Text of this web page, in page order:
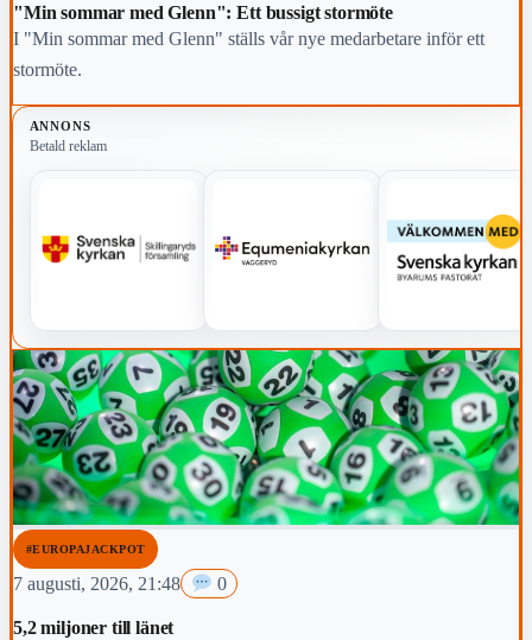
"Min sommar med Glenn": Ett bussigt stormöte
I "Min sommar med Glenn" ställs vår nye medarbetare inför ett
stormöte.
ANNONS
Betald reklam
#EUROPAJACKPOT
7 augusti, 2026, 21:48 0
5,2 miljoner till länet